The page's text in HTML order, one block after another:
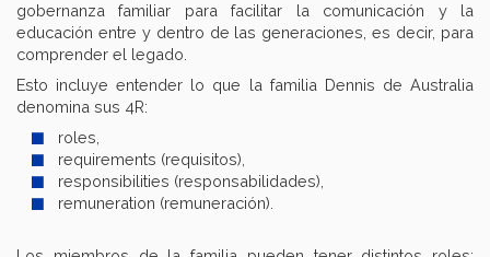
gobernanza familiar para facilitar la comunicación y la
educación entre y dentro de las generaciones, es decir, para
comprender el legado.
Esto incluye entender lo que la familia Dennis de Australia
denomina sus 4R:
roles,
requirements (requisitos),
responsibilities (responsabilidades),
remuneration (remuneración).